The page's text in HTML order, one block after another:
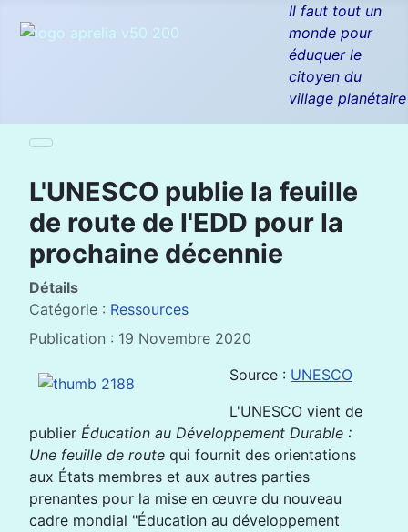
Il faut tout un
monde pour
éduquer le
citoyen du
village planétaire
L'UNESCO publie la feuille
de route de l'EDD pour la
prochaine décennie
Détails
Catégorie : Ressources
Publication : 19 Novembre 2020
Source : UNESCO
L'UNESCO vient de
publier Éducation au Développement Durable :
Une feuille de route qui fournit des orientations
aux États membres et aux autres parties
prenantes pour la mise en œuvre du nouveau
cadre mondial "Éducation au développement